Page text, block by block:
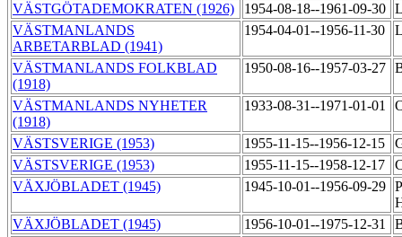
VÄSTGÖTADEMOKRATEN (1926)
1954-08-18--1961-09-30
VÄSTMANLANDS
ARBETARBLAD (1941)
1954-04-01--1956-11-30
VÄSTMANLANDS FOLKBLAD
(1918)
1950-08-16--1957-03-27
VÄSTMANLANDS NYHETER
(1918)
1933-08-31--1971-01-01
VÄSTSVERIGE (1953) 1955-11-15--1956-12-15
VÄSTSVERIGE (1953)
1955-11-15--1958-12-17
VÄXJÖBLADET (1945)
1945-10-01--1956-09-29
VÄXJÖBLADET (1945)
1956-10-01--1975-12-31